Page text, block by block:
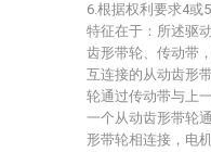
6.根据权利要求4或
特征在于：所述驱
齿形带轮、传动带
互连接的从动齿形
轮通过传动带与上
一个从动齿形带轮
形带轮相连接，电